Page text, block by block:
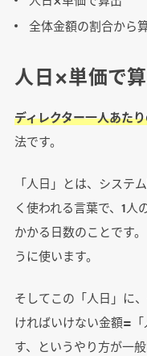
全体金額の割合から
人日×単価で
ディレクター一人あた
法です。
「人日」とは、システ
く使われる言葉で、1
かかる日数のことです
うに使います。
そしてこの「人日」に
ければいけない金額=
す、というやり方が一般